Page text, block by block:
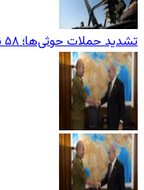
تشدید حملات حوثی‌ها؛ ۵۸ نظامی یمنی کشته شدند